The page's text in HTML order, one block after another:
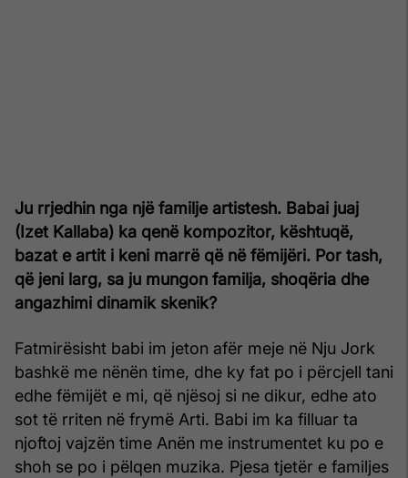
Ju rrjedhin nga një familje artistesh. Babai juaj
(Izet Kallaba) ka qenë kompozitor, kështuqë,
bazat e artit i keni marrë që në fëmijëri. Por tash,
që jeni larg, sa ju mungon familja, shoqëria dhe
angazhimi dinamik skenik?
Fatmirësisht babi im jeton afër meje në Nju Jork
bashkë me nënën time, dhe ky fat po i përcjell tani
edhe fëmijët e mi, që njësoj si ne dikur, edhe ato
sot të rriten në frymë Arti. Babi im ka filluar ta
njoftoj vajzën time Anën me instrumentet ku po e
shoh se po i pëlqen muzika. Pjesa tjetër e familjes